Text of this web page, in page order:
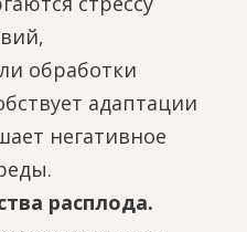
обработки
адаптации
негативное
расплода.